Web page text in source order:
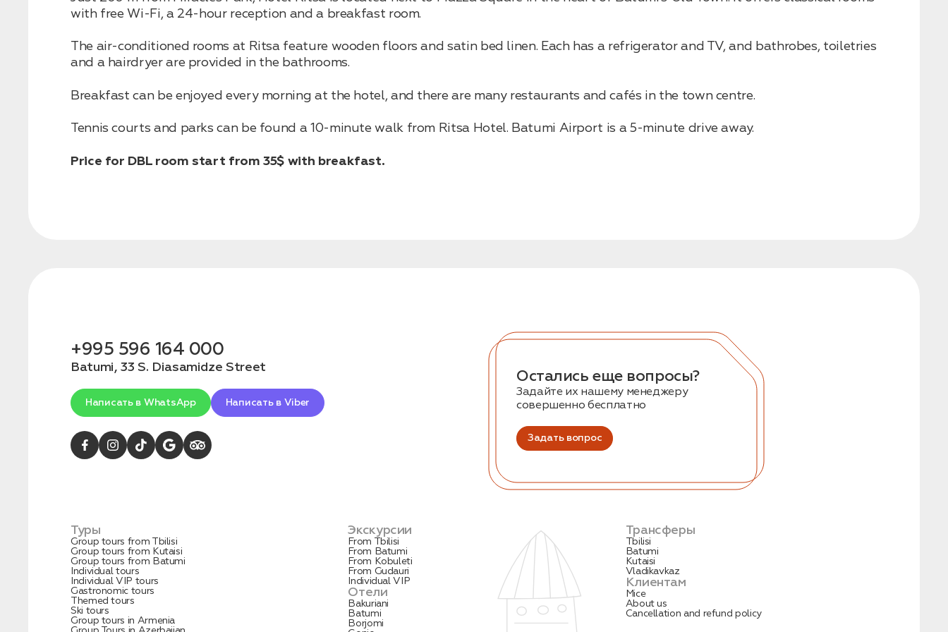
with free Wi-Fi, a 24-hour reception and a breakfast room.
The air-conditioned rooms at Ritsa feature wooden floors and satin bed linen. Each has a refrigerator and TV, and bathrobes, toiletries
and a hairdryer are provided in the bathrooms.
Breakfast can be enjoyed every morning at the hotel, and there are many restaurants and cafés in the town centre.
Tennis courts and parks can be found a 10-minute walk from Ritsa Hotel. Batumi Airport is a 5-minute drive away.
Price for DBL room start from 35$ with breakfast.
+995 596 164 000
Batumi, 33 S. Diasamidze Street
Написать в WhatsApp Написать в Viber
Остались еще вопросы?
Задайте их нашему менеджеру
совершенно бесплатно
Задать вопрос
Туры
Group tours from Tbilisi
Group tours from Kutaisi
Group tours from Batumi
Individual tours
Individual VIP tours
Gastronomic tours
Themed tours
Ski tours
Group tours in Armenia
Экскурсии
From Tbilisi
From Batumi
From Kobuleti
From Gudauri
Individual VIP
Отели
Bakuriani
Batumi
Borjomi
Трансферы
Tbilisi
Batumi
Kutaisi
Vladikavkaz
Клиентам
Mice
About us
Cancellation and refund policy
Бронирование
Оставьте свои данные, чтобы мы могли
связаться с вами
Дата:0
1. Выберите нужный автомобиль
2. Заполните форму
Заказать трансфер